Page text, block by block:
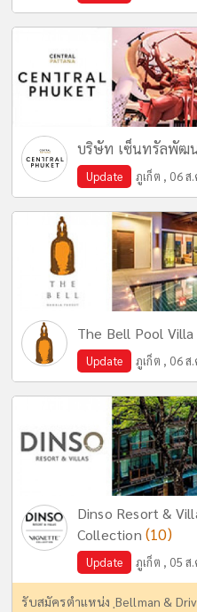
บริษัท เซ็นทรัลพัฒ
Update ภูเก็ต , 06 ส
The Bell Pool
Update ภูเก็ต , 06 ส
Dinso Resort &
Collection (10)
Update ภูเก็ต , 05 ส
รับสมัครตำแหน่ง ฺBellman &